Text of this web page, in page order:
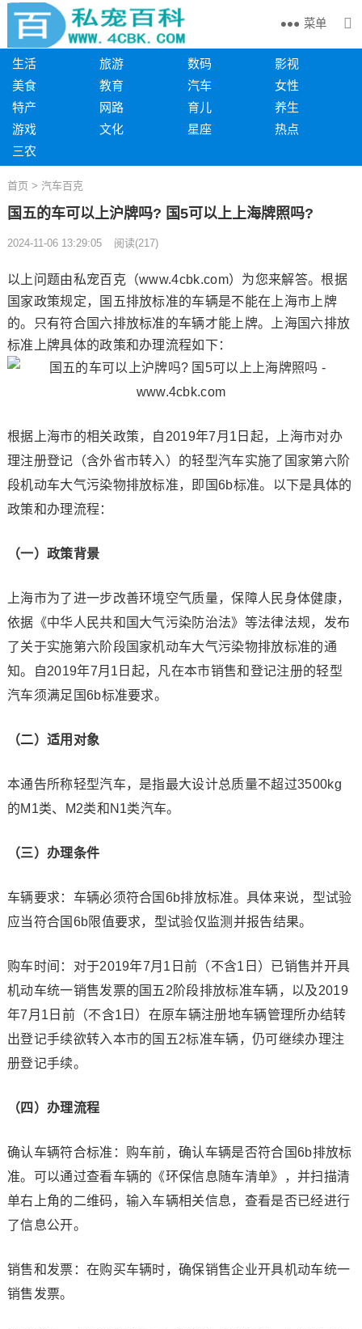
菜单
生活 旅游 数码
影视
美食
教育 汽车
女性
特产
网路 育儿
养生
游戏
文化 星座
热点
三农
首页 > 汽车百克
国五的车可以上沪牌吗? 国5可以上上海牌照吗?
2024-11-06 13:29:05 阅读(217)
以上问题由私宠百克（www.4cbk.com）为您来解答。根据
国家政策规定，国五排放标准的车辆是不能在上海市上牌
的。只有符合国六排放标准的车辆才能上牌。上海国六排放
标准上牌具体的政策和办理流程如下：
根据上海市的相关政策，自2019年7月1日起，上海市对办
理注册登记（含外省市转入）的轻型汽车实施了国家第六阶
段机动车大气污染物排放标准，即国6b标准。以下是具体的
政策和办理流程：
（一）政策背景
上海市为了进一步改善环境空气质量，保障人民身体健康，
依据《中华人民共和国大气污染防治法》等法律法规，发布
了关于实施第六阶段国家机动车大气污染物排放标准的通
知。自2019年7月1日起，凡在本市销售和登记注册的轻型
汽车须满足国6b标准要求。
（二）适用对象
本通告所称轻型汽车，是指最大设计总质量不超过3500kg
的M1类、M2类和N1类汽车。
（三）办理条件
车辆要求：车辆必须符合国6b排放标准。具体来说，型试验
应当符合国6b限值要求，型试验仅监测并报告结果。
购车时间：对于2019年7月1日前（不含1日）已销售并开具
机动车统一销售发票的国五2阶段排放标准车辆，以及2019
年7月1日前（不含1日）在原车辆注册地车辆管理所办结转
出登记手续欲转入本市的国五2标准车辆，仍可继续办理注
册登记手续。
（四）办理流程
确认车辆符合标准：购车前，确认车辆是否符合国6b排放标
准。可以通过查看车辆的《环保信息随车清单》，并扫描清
单右上角的二维码，输入车辆相关信息，查看是否已经进行
了信息公开。
销售和发票：在购买车辆时，确保销售企业开具机动车统一
销售发票。